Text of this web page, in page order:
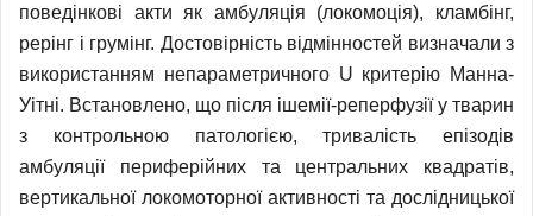
поведінкові акти як амбуляція (локомоція), кламбінг,
рерінг і грумінг. Достовірність відмінностей визначали з
використанням непараметричного U критерію Манна-
Уітні. Встановлено, що після ішемії-реперфузії у тварин
з контрольною патологією, тривалість епізодів
амбуляції периферійних та центральних квадратів,
вертикальної локомоторної активності та дослідницької